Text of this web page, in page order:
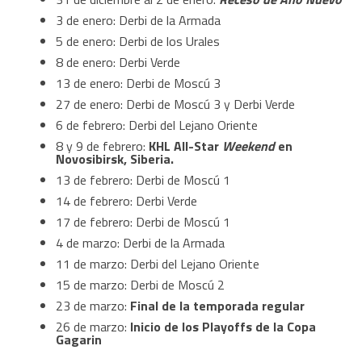
3 de enero: Derbi de la Armada
5 de enero: Derbi de los Urales
8 de enero: Derbi Verde
13 de enero: Derbi de Moscú 3
27 de enero: Derbi de Moscú 3 y Derbi Verde
6 de febrero: Derbi del Lejano Oriente
8 y 9 de febrero: KHL All-Star Weekenden
Novosibirsk, Siberia.
13 de febrero: Derbi de Moscú 1
14 de febrero: Derbi Verde
17 de febrero: Derbi de Moscú 1
4 de marzo: Derbi de la Armada
11 de marzo: Derbi del Lejano Oriente
15 de marzo: Derbi de Moscú 2
23 de marzo: Final de la temporada regular
26 de marzo: Inicio de los Playoffs de la Copa
Gagarin